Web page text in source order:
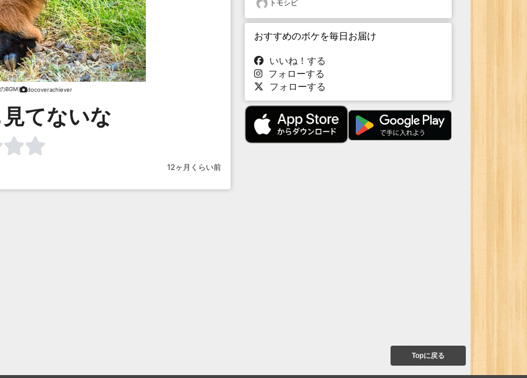
BGM) docoverachiever
てないな
12ヶ月くらい前
トモシビ
おすすめのボケを毎日お届け
いいね！する
フォローする
フォローする
Topに戻る